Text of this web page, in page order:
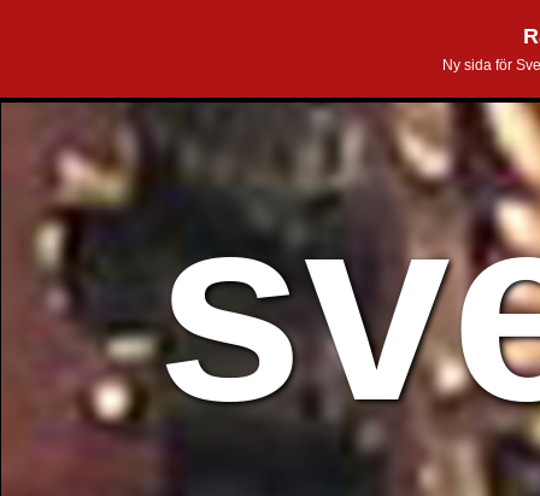
Ny sida för